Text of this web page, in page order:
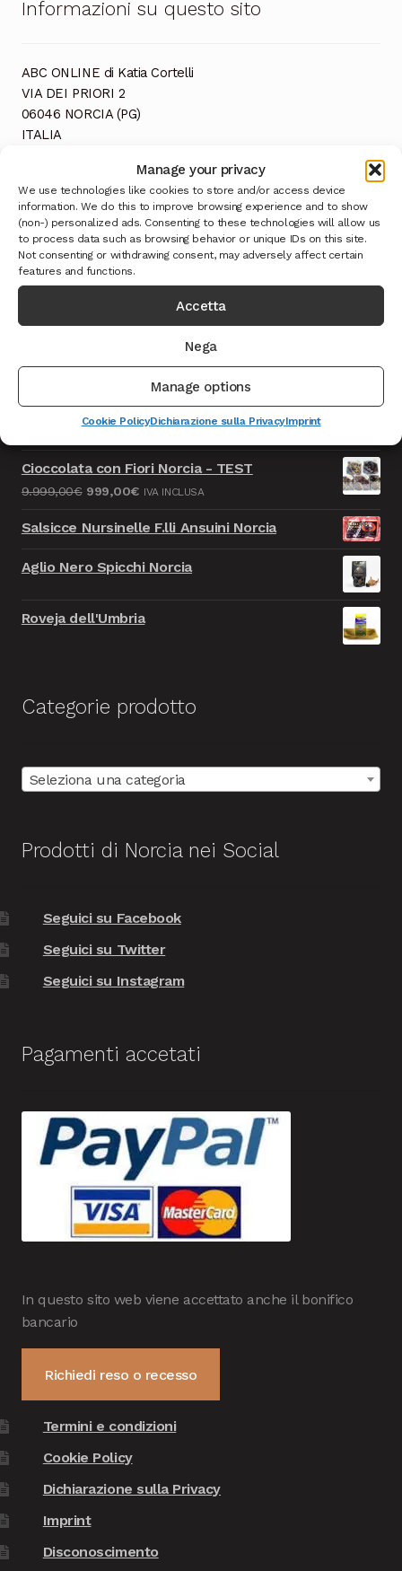
Manage your privacy
We use technologies like cookies to store and/or access device
information. We do this to improve browsing experience and to show
(non-) personalized ads. Consenting to these technologies will allow us
to process data such as browsing behavior or unique IDs on this site.
Not consenting or withdrawing consent, may adversely affect certain
features and functions.
Accetta
Nega
Manage options
Cookie PolicyDichiarazione sulla PrivacyImprint
Informazioni su questo sito
ABC ONLINE di Katia Cortelli
VIA DEI PRIORI 2
06046 NORCIA (PG)
ITALIA
CF: CRTKTA82P53F935I
P. IVA: 03152600544
Caciotta formaggio della Solidarietà - TEST
Il
originale
era:
9.999,00€.
Il
attuale
è:
999,00€.
Cioccolata con Fiori Norcia - TEST
9.999,00€ Il
originale
9.999,00€.
999,00€Il
attuale
IVA INCLUSA
Salsicce Nursinelle F.lli Ansuini Norcia
Aglio Nero Spicchi Norcia
Roveja dell'Umbria
Categorie prodotto
Seleziona una categoria
Prodotti di Norcia nei Social
Seguici su Facebook
Seguici su Twitter
Seguici su Instagram
Pagamenti accetati
In questo sito web viene accettato anche il bonifico
bancario
Richiedi reso o recesso
Termini e condizioni
Cookie Policy
Dichiarazione sulla Privacy
Imprint
Disconoscimento